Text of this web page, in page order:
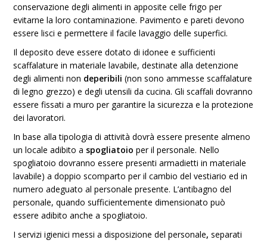
conservazione degli alimenti in apposite celle frigo per
evitarne la loro contaminazione. Pavimento e pareti devono
essere lisci e permettere il facile lavaggio delle superfici.
Il deposito deve essere dotato di idonee e sufficienti
scaffalature in materiale lavabile, destinate alla detenzione
degli alimenti non deperibili (non sono ammesse scaffalature
di legno grezzo) e degli utensili da cucina. Gli scaffali dovranno
essere fissati a muro per garantire la sicurezza e la protezione
dei lavoratori.
In base alla tipologia di attività dovrà essere presente almeno
un locale adibito a spogliatoio per il personale. Nello
spogliatoio dovranno essere presenti armadietti in materiale
lavabile) a doppio scomparto per il cambio del vestiario ed in
numero adeguato al personale presente. L’antibagno del
personale, quando sufficientemente dimensionato può
essere adibito anche a spogliatoio.
I servizi igienici messi a disposizione del personale, separati